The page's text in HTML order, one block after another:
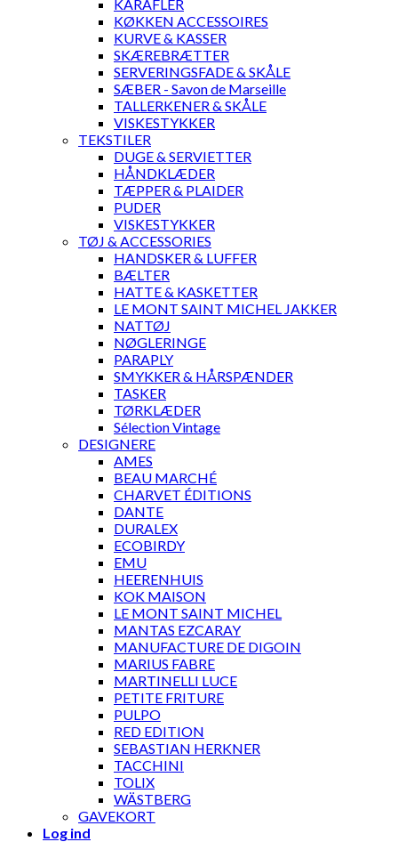
KARAFLER
KØKKEN ACCESSOIRES
KURVE & KASSER
SKÆREBRÆTTER
SERVERINGSFADE & SKÅLE
SÆBER - Savon de Marseille
TALLERKENER & SKÅLE
VISKESTYKKER
TEKSTILER
DUGE & SERVIETTER
HÅNDKLÆDER
TÆPPER & PLAIDER
PUDER
VISKESTYKKER
TØJ & ACCESSORIES
HANDSKER & LUFFER
BÆLTER
HATTE & KASKETTER
LE MONT SAINT MICHEL JAKKER
NATTØJ
NØGLERINGE
PARAPLY
SMYKKER & HÅRSPÆNDER
TASKER
TØRKLÆDER
Sélection Vintage
DESIGNERE
AMES
BEAU MARCHÉ
CHARVET ÉDITIONS
DANTE
DURALEX
ECOBIRDY
EMU
HEERENHUIS
KOK MAISON
LE MONT SAINT MICHEL
MANTAS EZCARAY
MANUFACTURE DE DIGOIN
MARIUS FABRE
MARTINELLI LUCE
PETITE FRITURE
PULPO
RED EDITION
SEBASTIAN HERKNER
TACCHINI
TOLIX
WÄSTBERG
GAVEKORT
Log ind